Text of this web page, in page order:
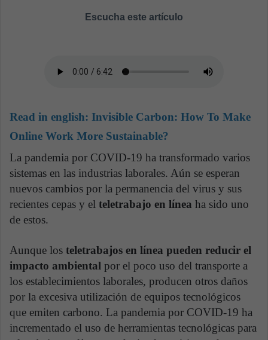
Escucha este artículo
Read in english: Invisible Carbon: How To Make
Online Work More Sustainable?
La pandemia por COVID-19 ha transformado varios
sistemas en las industrias laborales. Aún se esperan
nuevos cambios por la permanencia del virus y sus
recientes cepas y el teletrabajo en línea ha sido uno
de estos.
Aunque los teletrabajos en línea pueden reducir el
impacto ambiental por el poco uso del transporte a
los establecimientos laborales, producen otros daños
por la excesiva utilización de equipos tecnológicos
que emiten carbono. La pandemia por COVID-19 ha
incrementado el uso de herramientas tecnológicas para